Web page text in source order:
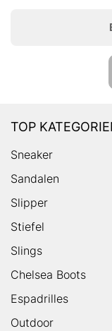
TOP
Sneaker
Sandalen
Slipper
Stiefel
Slings
Chelsea Boots
Espadrilles
Outdoor